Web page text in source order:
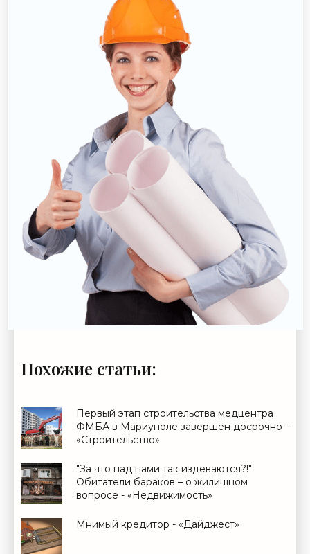
Похожие статьи:
Первый этап строительства медцентра
ФМБА в Мариуполе завершен досрочно -
«Строительство»
"За что над нами так издеваются?!"
Обитатели бараков – о жилищном
вопросе - «Недвижимость»
Мнимый кредитор - «Дайджест»